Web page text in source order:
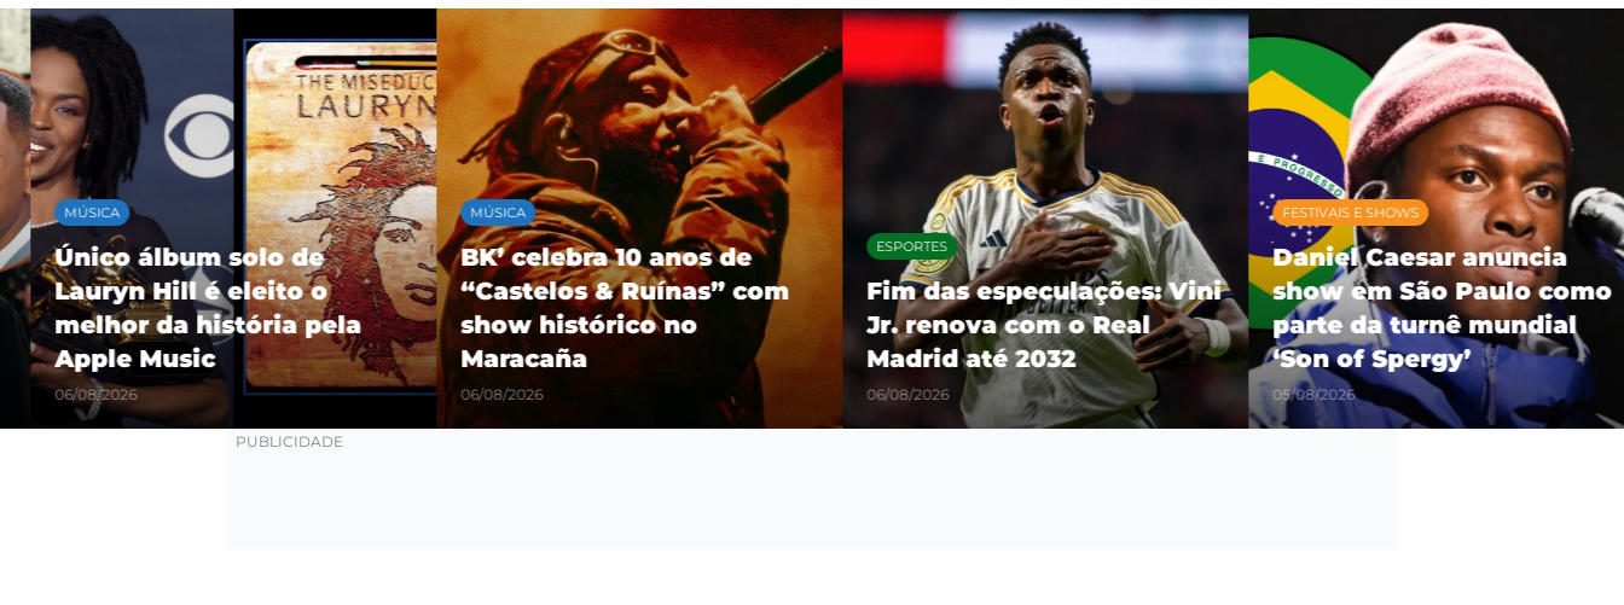
MÚSICA
Único álbum solo de
Lauryn Hill é eleito o
melhor da história pela
Apple Music
06/08/2026
MÚSICA
BK’ celebra 10 anos de
“Castelos & Ruínas” com
show histórico no
Maracaña
06/08/2026
ESPORTES
Fim das especulações: Vini
Jr. renova com o Real
Madrid até 2032
06/08/2026
FESTIVAIS E SHOWS
Daniel Caesar anuncia
show em São Paulo como
parte da turnê mundial
‘Son of Spergy’
05/08/2026